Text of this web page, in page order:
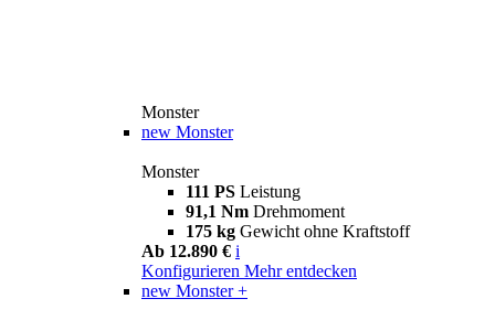
Monster
new Monster
Monster
111 PS Leistung
91,1 Nm Drehmoment
175 kg Gewicht ohne Kraftstoff
Ab 12.890 € i
Konfigurieren Mehr entdecken
new Monster +